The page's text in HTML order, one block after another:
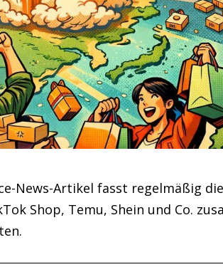
News-Artikel fasst regelmäßig
Shop, Temu, Shein und Co.